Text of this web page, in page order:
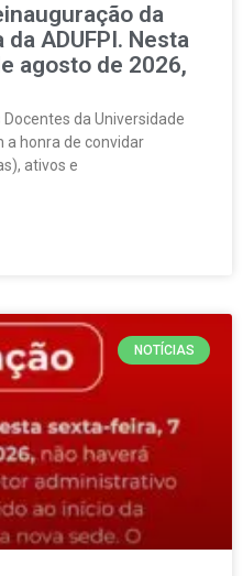
da
ADUFPI. Nesta
agosto de 2026,
da Universidade
a honra de convidar
ativos e
NOTÍCIAS